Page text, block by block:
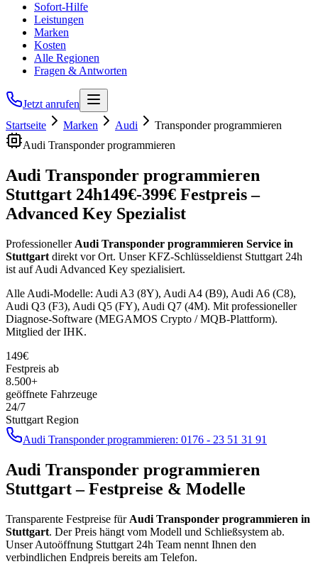
Sofort-Hilfe
Leistungen
Marken
Kosten
Alle Regionen
Fragen & Antworten
Jetzt anrufen
Startseite
Marken Audi
Transponder programmieren
Audi Transponder programmieren
Audi Transponder programmieren
Stuttgart 24h149€-399€ Festpreis –
Advanced Key Spezialist
Professioneller Audi Transponder programmieren Service in
Stuttgart direkt vor Ort. Unser KFZ-Schlüsseldienst Stuttgart 24h
ist aufAudi Advanced Key spezialisiert.
Alle Audi-Modelle: Audi A3 (8Y), Audi A4 (B9), Audi A6 (C8),
Audi Q3 (F3), Audi Q5 (FY), Audi Q7 (4M). Mit professioneller
Diagnose-Software (MEGAMOS Crypto / MQB-Plattform).
Mitglied der IHK.
149€
Festpreis ab
8.500+
geöffnete Fahrzeuge
24/7
Stuttgart Region
Audi Transponder programmieren: 0176 - 23 51 31 91
Audi Transponder programmieren
Stuttgart – Festpreise & Modelle
Transparente Festpreise für Audi Transponder programmieren in
Stuttgart. Der Preis hängt vom Modell und Schließsystem ab.
Unser Autoöffnung Stuttgart 24h Team nennt Ihnen den
verbindlichen Endpreis bereits am Telefon.